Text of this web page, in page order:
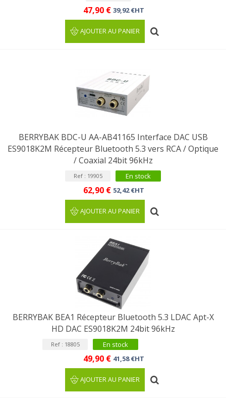
47,90 € 39,92 €HT
AJOUTER AU PANIER
BERRYBAK BDC-U AA-AB41165 Interface DAC USB
ES9018K2M Récepteur Bluetooth 5.3 vers RCA / Optique
/ Coaxial 24bit 96kHz
Ref : 19905 En stock
62,90 € 52,42 €HT
AJOUTER AU PANIER
BERRYBAK BEA1 Récepteur Bluetooth 5.3 LDAC Apt-X
HD DAC ES9018K2M 24bit 96kHz
Ref : 18805 En stock
49,90 € 41,58 €HT
AJOUTER AU PANIER